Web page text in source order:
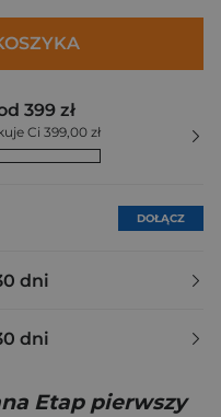
399 zł
Ci 399,00 zł
DOŁĄCZ
dni
dni
Etap pierwszy